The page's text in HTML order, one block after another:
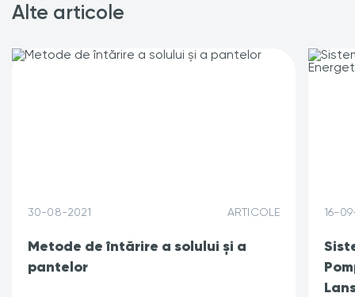
Alte articole
30-08-2021 ARTICOLE
Metode de întărire a solului și a
pantelor
16-